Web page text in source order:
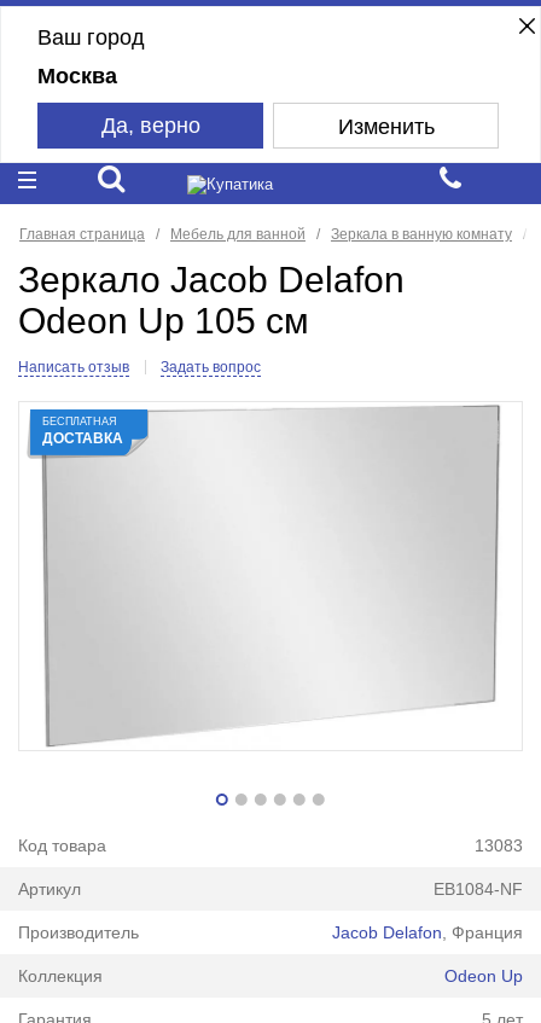
Ваш город
Москва
Да, верно Изменить
Главная страница Мебель для ванной Зеркала в ванную комнату
Зеркало Jacob Delafon
Odeon Up 105 см
Написать отзыв Задать вопрос
БЕСПЛАТНАЯ
ДОСТАВКА
Код товара 13083
Артикул EB1084-NF
Производитель Jacob Delafon , Франция
Коллекция Odeon Up